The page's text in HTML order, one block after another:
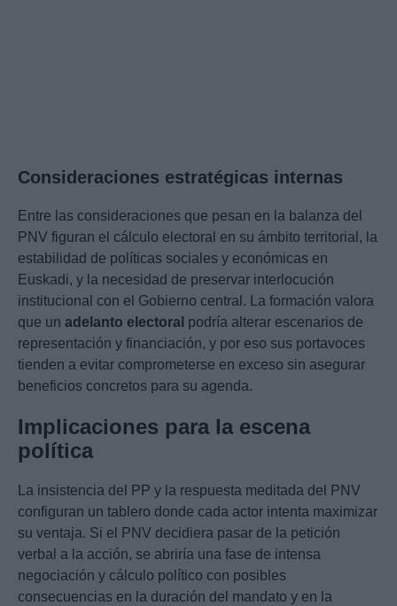
Consideraciones estratégicas internas
Entre las consideraciones que pesan en la balanza del
PNV figuran el cálculo electoral en su ámbito territorial, la
estabilidad de políticas sociales y económicas en
Euskadi, y la necesidad de preservar interlocución
institucional con el Gobierno central. La formación valora
que un adelanto electoral podría alterar escenarios de
representación y financiación, y por eso sus portavoces
tienden a evitar comprometerse en exceso sin asegurar
beneficios concretos para su agenda.
Implicaciones para la escena
política
La insistencia del PP y la respuesta meditada del PNV
configuran un tablero donde cada actor intenta maximizar
su ventaja. Si el PNV decidiera pasar de la petición
verbal a la acción, se abriría una fase de intensa
negociación y cálculo político con posibles
consecuencias en la duración del mandato y en la